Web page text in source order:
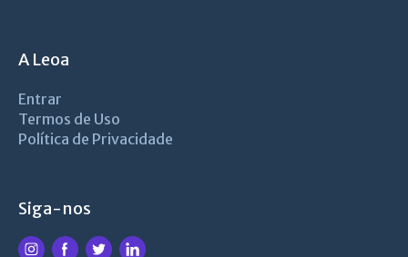
A Leoa
Entrar
Termos de Uso
Política de Privacidade
Siga-nos